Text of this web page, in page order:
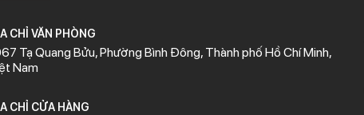
CHỈ VĂN PHÒNG
Tạ Quang Bửu, Phường Bình Đông, Thành phố Hồ Chí Minh,
Nam
CHỈ CỬA HÀNG